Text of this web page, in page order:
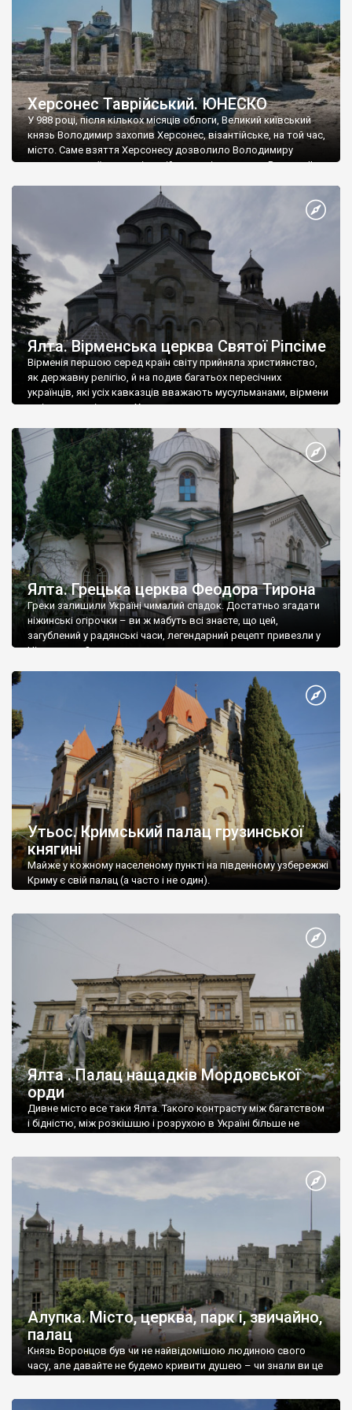
Херсонес Таврійський. ЮНЕСКО
У 988 році, після кількох місяців облоги, Великий київський
князь Володимир захопив Херсонес, візантійське, на той час,
місто. Саме взяття Херсонесу дозволило Володимиру
диктувати свої умови візантійському імператору Василю ІІ, та
Херсонесі Володимир-язичник, став Василем-християнином.
А потім було Хрещення Русі. На честь Херсонесу Таврійського
Ялта. Вірменська церква Святої Ріпсіме
Вірменія першою серед країн світу прийняла християнство,
як державну релігію, й на подив багатьох пересічних
українців, які усіх кавказців вважають мусульманами, вірмени
є відданими вірянами Христа
Ялта. Грецька церква Феодора Тирона
Греки залишили Україні чималий спадок. Достатньо згадати
ніжинські огірочки – ви ж мабуть всі знаєте, що цей,
загублений у радянські часи, легендарний рецепт привезли у
Ніжин греки?
Утьос. Кримський палац грузинської
княгині
Майже у кожному населеному пункті на південному узбережжі
Криму є свій палац (а часто і не один).
Ялта . Палац нащадків Мордовської
орди
Дивне місто все таки Ялта. Такого контрасту між багатством
і бідністю, між розкішшю і розрухою в Україні більше не
Алупка. Місто, церква, парк і, звичайно,
палац
Князь Воронцов був чи не найвідомішою людиною свого
часу, але давайте не будемо кривити душею – чи знали ви це